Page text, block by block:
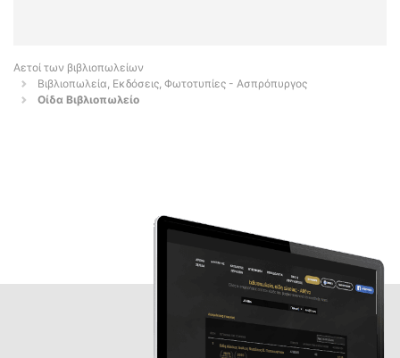
Αετοί των βιβλιοπωλείων
Βιβλιοπωλεία, Εκδόσεις, Φωτοτυπίες - Ασπρόπυργος
Οίδα Βιβλιοπωλείο